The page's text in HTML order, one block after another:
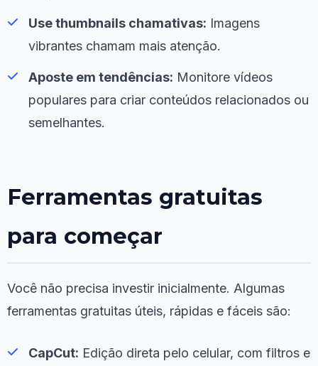
Use thumbnails chamativas: Imagens
vibrantes chamam mais atenção.
Aposte em tendências: Monitore vídeos
populares para criar conteúdos relacionados ou
semelhantes.
Ferramentas gratuitas
para começar
Você não precisa investir inicialmente. Algumas
ferramentas gratuitas úteis, rápidas e fáceis são:
CapCut: Edição direta pelo celular, com filtros e